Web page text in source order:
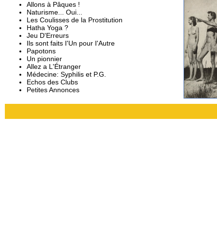
Allons à Pâques !
Naturisme... Oui...
Les Coulisses de la Prostitution
Hatha Yoga ?
Jeu D'Erreurs
Ils sont faits I'Un pour I'Autre
Papotons
Un pionnier
Allez a L'Étranger
Médecine: Syphilis et P.G.
Echos des Clubs
Petites Annonces